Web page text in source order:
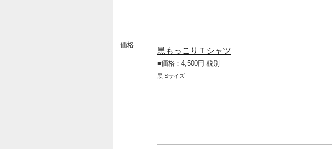
価格
黒もっこりＴシャツ
■価格：4,500円 税別
黒 Sサイズ